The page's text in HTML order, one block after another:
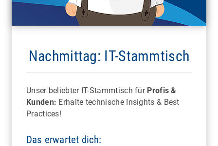
Nachmittag: IT-Stammtisch
Unser beliebter IT-Stammtisch für Profis &
Kunden: Erhalte technische Insights & Best
Practices!
Das erwartet dich:
Unterwasserwelt des Tropen-Aquariums und
exotische Tiere aus nächster Nähe